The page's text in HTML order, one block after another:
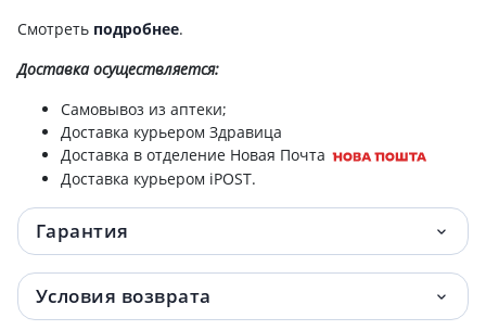
Смотреть подробнее.
Доставкаосуществляется:
Самовывоз из аптеки;
Доставка курьером Здравица
Доставка в отделение Новая Почта
Доставка курьером iPOST.
Гарантия
Условия возврата